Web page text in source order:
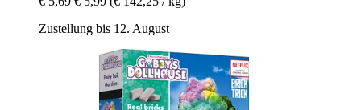
Zustellung bis 12. August